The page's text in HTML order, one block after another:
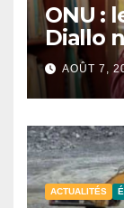
ONU :
Diallo
81e
AOÛT 7,
ACTUALITÉS